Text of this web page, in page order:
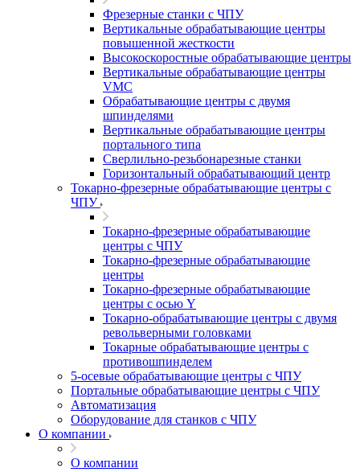
Фрезерные станки с ЧПУ
Вертикальные обрабатывающие центры
повышенной жесткости
Высокоскоростные обрабатывающие центры
Вертикальные обрабатывающие центры
VMC
Обрабатывающие центры с двумя
шпинделями
Вертикальные обрабатывающие центры
портального типа
Сверлильно-резьбонарезные станки
Горизонтальный обрабатывающий центр
Токарно-фрезерные обрабатывающие центры с
ЧПУ
Токарно-фрезерные обрабатывающие
центры с ЧПУ
Токарно-фрезерные обрабатывающие
центры
Токарно-фрезерные обрабатывающие
центры с осью Y
Токарно-обрабатывающие центры c двумя
револьверными головками
Токарные обрабатывающие центры с
противошпинделем
5-осевые обрабатывающие центры с ЧПУ
Портальные обрабатывающие центры с ЧПУ
Автоматизация
Оборудование для станков с ЧПУ
О компании
О компании